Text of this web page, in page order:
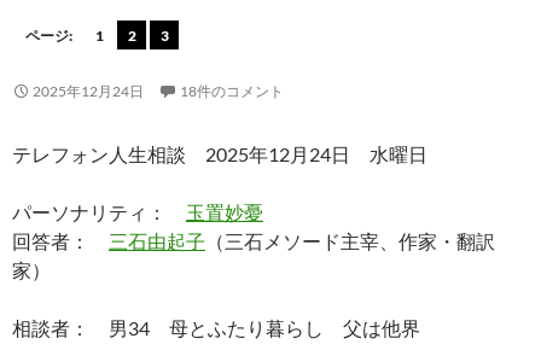
ページ: 1 2 3
2025年12月24日 18件のコメント
テレフォン人生相談 2025年12月24日 水曜日
パーソナリティ： 玉置妙憂
回答者： 三石由起子 （三石メソード主宰、作家・翻訳
家）
相談者： 男34 母とふたり暮らし 父は他界